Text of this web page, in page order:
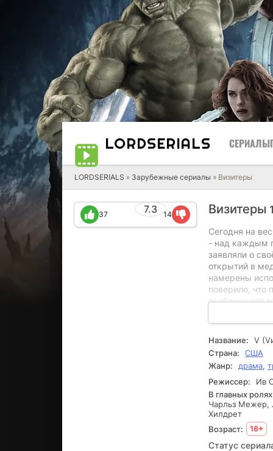
LORDSERIALS СЕРИАЛЫ
LORDSERIALS » Зарубежные сериалы » Визитеры
Визитеры
7.3
37 14
Сегодня на
- над каждым
заявляли о
открытий в
намерены
поверило, что
особенно
процессе
безопасности
нападение со
задумали
намерением
оказалось
козыри. Во-
включая сына
научиться
который встал
Название: V
Страна:
США
Жанр:
драма,
Режиссер:
Ив
В главных
Чарльз Межер,
Хилдрет
Возраст:
16+
Статус